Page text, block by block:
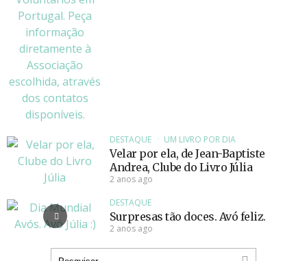
DESTAQUE UM LIVRO POR DIA
Velar por ela, de Jean-Baptiste
Andrea, Clube do Livro Júlia
2 anos ago
DESTAQUE
Surpresas tão doces. Avó feliz.
2 anos ago